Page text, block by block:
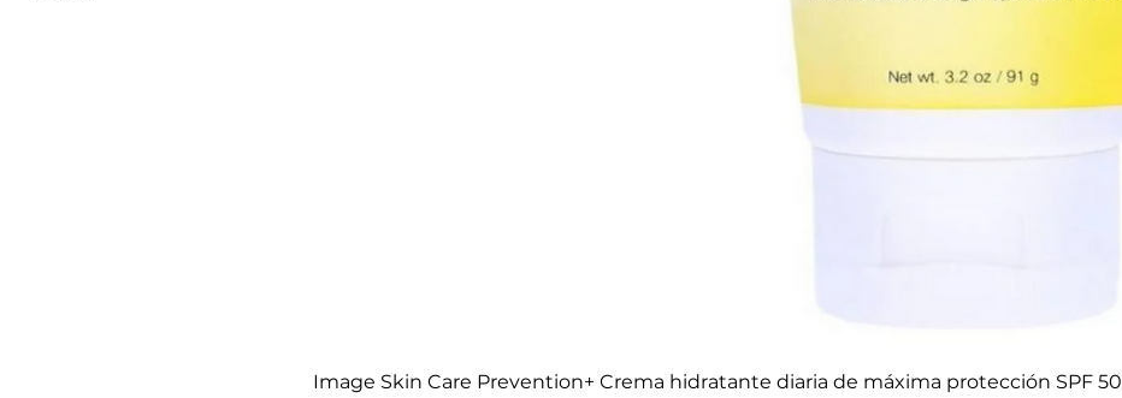
Image Skin Care Prevention+ Crema hidratante diaria de máxima protección SPF 50